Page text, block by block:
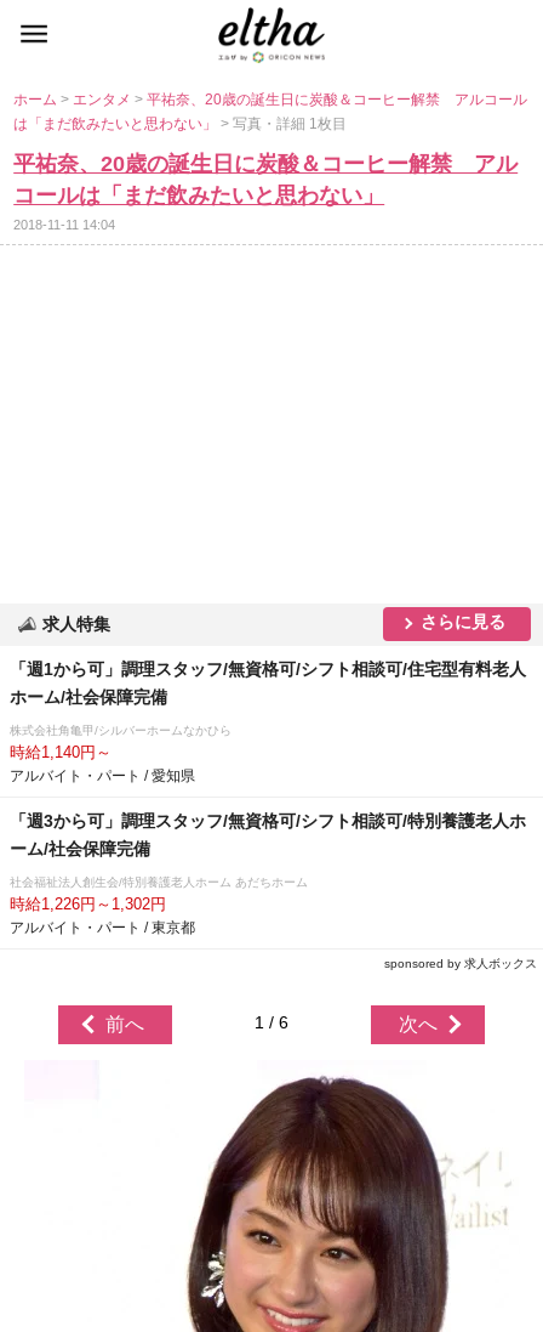
ホーム> エンタメ>平祐奈、20歳の誕生日に炭酸＆コーヒー解禁 アルコール
は「まだ飲みたいと思わない」> 写真・詳細 1枚目
平祐奈、20歳の誕生日に炭酸＆コーヒー解禁 アル
コールは「まだ飲みたいと思わない」
2018-11-11 14:04
求人特集 さらに見る
「週1から可」調理スタッフ/無資格可/シフト相談可/住宅型有料老人
ホーム/社会保障完備
株式会社角亀甲/シルバーホームなかひら
時給1,140円～
アルバイト・パート / 愛知県
「週3から可」調理スタッフ/無資格可/シフト相談可/特別養護老人ホ
ーム/社会保障完備
社会福祉法人創生会/特別養護老人ホーム あだちホーム
時給1,226円～1,302円
アルバイト・パート / 東京都
sponsored by 求人ボックス
前へ 1 / 6 次へ